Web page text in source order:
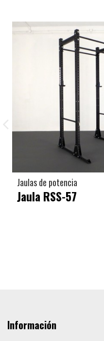
Jaulas de potencia
Jaula RSS-57
Información